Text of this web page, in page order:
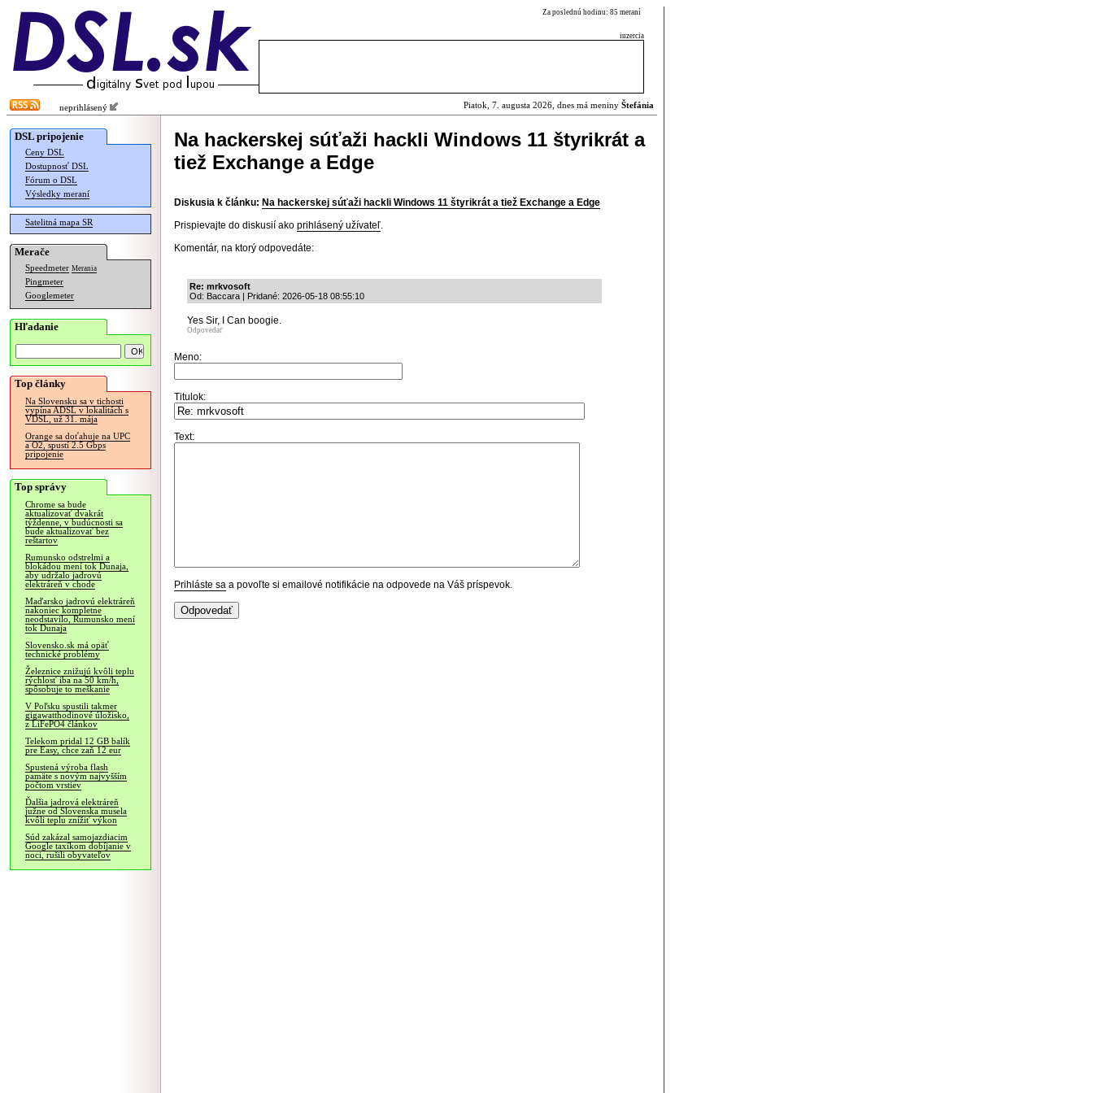
Za poslednú hodinu: 85 meraní
inzercia
neprihlásený Piatok, 7. augusta 2026, dnes má meniny Štefánia
DSL pripojenie
Ceny DSL
Dostupnosť DSL
Fórum o DSL
Výsledky meraní
Satelitná mapa SR
Merače
Speedmeter Merania
Pingmeter
Googlemeter
Hľadanie
Top články
Na Slovensku sa v tichosti
vypína ADSL v lokalitách s
VDSL, už 31. mája
Orange sa doťahuje na UPC
a O2, spustí 2.5 Gbps
pripojenie
Top správy
Chrome sa bude
aktualizovať dvakrát
týždenne, v budúcnosti sa
bude aktualizovať bez
reštartov
Rumunsko odstrelmi a
blokádou mení tok Dunaja,
aby udržalo jadrovú
elektráreň v chode
Maďarsko jadrovú elektráreň
nakoniec kompletne
neodstavilo, Rumunsko mení
tok Dunaja
Slovensko.sk má opäť
technické problémy
Železnice znižujú kvôli teplu
rýchlosť iba na 50 km/h,
spôsobuje to meškanie
V Poľsku spustili takmer
gigawatthodinové úložisko,
z LiFePO4 článkov
Telekom pridal 12 GB balík
pre Easy, chce zaň 12 eur
Spustená výroba flash
pamäte s novým najvyšším
počtom vrstiev
Ďalšia jadrová elektráreň
južne od Slovenska musela
kvôli teplu znížiť výkon
Súd zakázal samojazdiacim
Google taxíkom dobíjanie v
noci, rušili obyvateľov
Na hackerskej súťaži hackli Windows 11 štyrikrát a
tiež Exchange a Edge
Diskusia k článku: Na hackerskej súťaži hackli Windows 11 štyrikrát a tiež Exchange a Edge
Prispievajte do diskusií ako prihlásený užívateľ.
Komentár, na ktorý odpovedáte:
Re: mrkvosoft
Od: Baccara | Pridané: 2026-05-18 08:55:10
Yes Sir, I Can boogie.
Odpovedať
Meno:
Titulok:
Text:
Prihláste sa a povoľte si emailové notifikácie na odpovede na Váš príspevok.